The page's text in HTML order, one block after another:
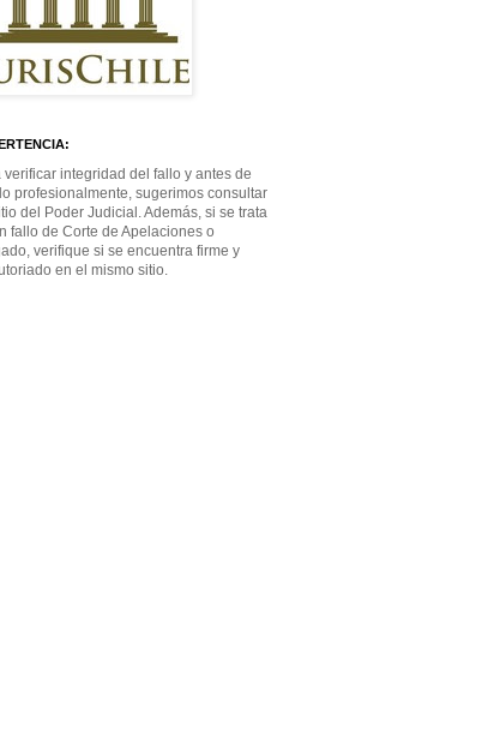
verificar integridad del fallo y antes de
profesionalmente, sugerimos consultar
del Poder Judicial. Además, si se trata
fallo de Corte de Apelaciones o
verifique si se encuentra firme y
en el mismo sitio.